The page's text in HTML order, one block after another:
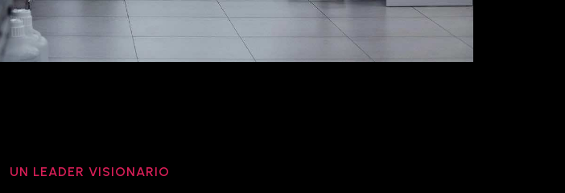
UN LEADER VISIONARIO